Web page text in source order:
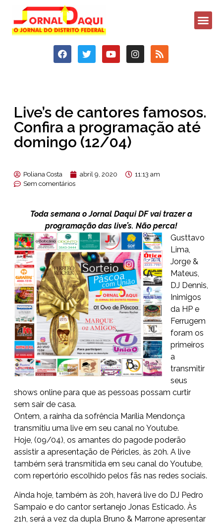
Live’s de cantores famosos.
Confira a programação até
domingo (12/04)
Poliana Costa abril 9, 2020
11:13 am
Sem comentários
Toda semana o Jornal Daqui DF vai trazer a
programação das live’s. Não perca!
Gusttavo
Lima,
Jorge &
Mateus,
DJ Dennis,
Inimigos
da HP e
Ferrugem
foram os
primeiros
a
transmitir
seus
shows online para que as pessoas possam curtir
sem sair de casa.
Ontem, a rainha da sofrência Marília Mendonça
transmitiu uma live em seu canal no Youtube.
Hoje, (09/04), os amantes do pagode poderão
assistir a apresentação de Péricles, às 20h. A live
também será transmitida em seu canal do Youtube,
com repertório escolhido pelos fãs nas redes sociais.
Ainda hoje, também às 20h, haverá live do DJ Pedro
Sampaio e do cantor sertanejo Jonas Esticado. Às
21h, será a vez da dupla Bruno & Marrone apresentar